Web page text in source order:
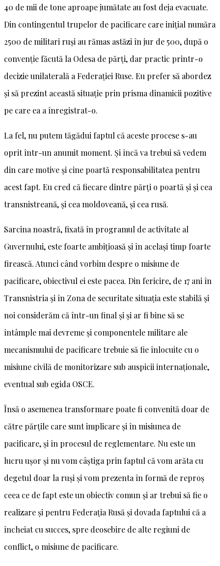
40 de mii de tone aproape jumătate au fost deja evacuate.
Din contingentul trupelor de pacificare care inițial număra
2500 de militari ruși au rămas astăzi în jur de 500, după o
convenție făcută la Odesa de părți, dar practic printr-o
decizie unilaterală a Federației Ruse. Eu prefer să abordez
și să prezint această situație prin prisma dinamicii pozitive
pe care ea a înregistrat-o.
La fel, nu putem tăgădui faptul că aceste procese s-au
oprit într-un anumit moment. Și încă va trebui să vedem
din care motive și cine poartă responsabilitatea pentru
acest fapt. Eu cred că fiecare dintre părți o poartă și și cea
transnistreană, și cea moldoveană, și cea rusă.
Sarcina noastră, fixată în programul de activitate al
Guvernului, este foarte ambițioasă și în același timp foarte
firească. Atunci când vorbim despre o misiune de
pacificare, obiectivul ei este pacea. Din fericire, de 17 ani în
Transnistria și în Zona de securitate situația este stabilă și
noi considerăm că într-un final și și ar fi bine să se
întâmple mai devreme și componentele militare ale
mecanismului de pacificare trebuie să fie înlocuite cu o
misiune civilă de monitorizare sub auspicii internaționale,
eventual sub egida OSCE.
Însă o asemenea transformare poate fi convenită doar de
către părțile care sunt implicare și în misiunea de
pacificare, și în procesul de reglementare. Nu este un
lucru ușor și nu vom câștiga prin faptul că vom arăta cu
degetul doar la ruși și vom prezenta în formă de reproș
ceea ce de fapt este un obiectiv comun și ar trebui să fie o
realizare și pentru Federația Rusă și dovada faptului că a
încheiat cu succes, spre deosebire de alte regiuni de
conflict, o misiune de pacificare.